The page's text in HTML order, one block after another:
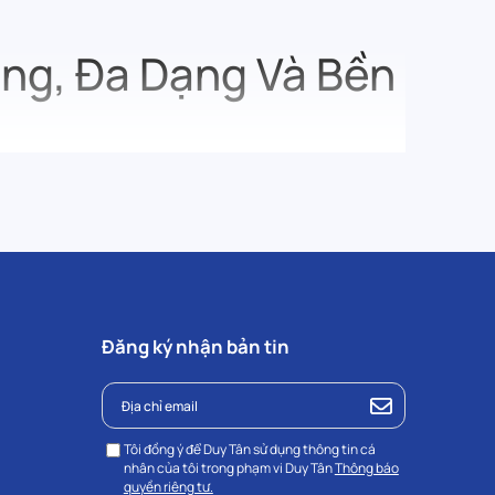
Đa Dạng Và Bền
từ chất liệu nhựa bền như PP (Polypropylene) hoặc
vệ sinh và có khả năng chịu được môi trường ẩm ướt.
mới 100%, không pha tạp chất, đảm bảo an toàn cho
chịu và đặc biệt làthân thiện với thực phẩm
Đăng ký nhận bản tin
Tôi đồng ý để Duy Tân sử dụng thông tin cá
nhân của tôi trong phạm vi Duy TânThông báo
quyền riêng tư.